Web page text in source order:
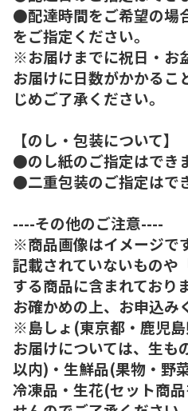
●配達時間をご希望の場
をご指定ください。
※お届けまでに祝日・お
お届けに日数がかかるこ
じめご了承ください。
【のし・包装について】
●のし紙のご指定はでき
●二重包装のご指定はで
----その他のご注意----
※商品画像はイメージで
記載されていないものや
する商品に含まれており
お確かめの上、お申込み
※島しょ(東京都・鹿児
お届けについては、生も
以内)・生鮮品(果物・野
冷凍品・生花(セット商